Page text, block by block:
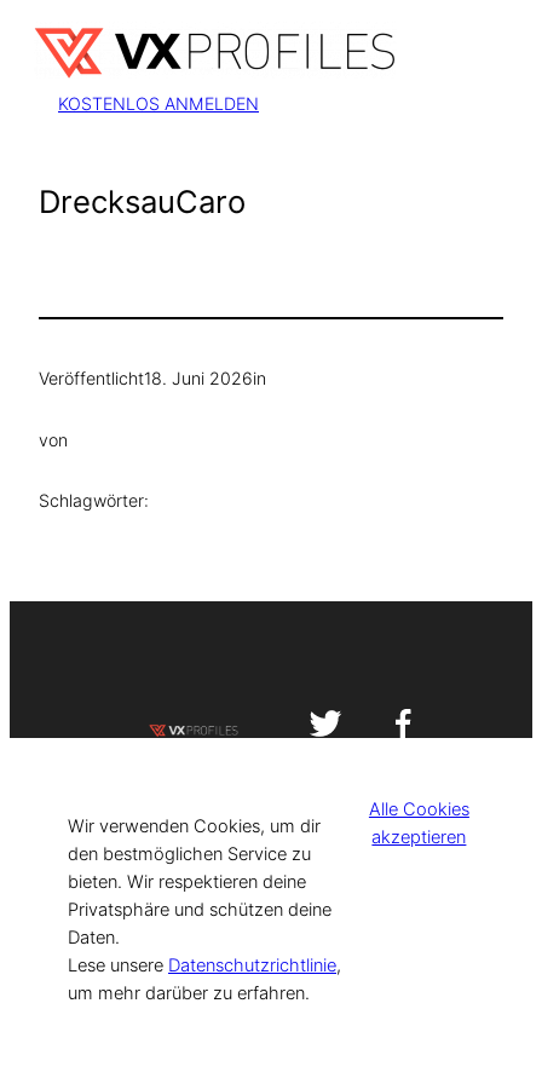
Inhalt
springen
KOSTENLOS ANMELDEN
DrecksauCaro
Veröffentlicht18. Juni 2026in
von
Schlagwörter:
[current_year] VISIT-X. Made with
for Models & Influencers!
Wir verwenden Cookies, um dir
den bestmöglichen Service zu
bieten. Wir respektieren deine
Privatsphäre und schützen deine
Daten.
Lese unsere Datenschutzrichtlinie,
um mehr darüber zu erfahren.
Alle Cookies
akzeptieren